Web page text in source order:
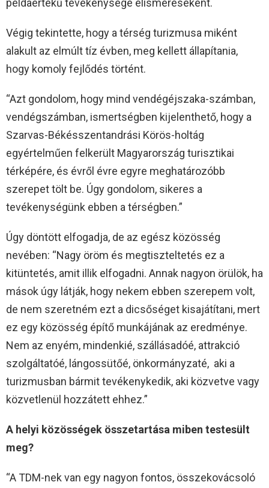
példaértékű tevékenysége elismeréseként.
Végig tekintette, hogy a térség turizmusa miként
alakult az elmúlt tíz évben, meg kellett állapítania,
hogy komoly fejlődés történt.
“Azt gondolom, hogy mind vendégéjszaka-számban,
vendégszámban, ismertségben kijelenthető, hogy a
Szarvas-Békésszentandrási Körös-holtág
egyértelműen felkerült Magyarország turisztikai
térképére, és évről évre egyre meghatározóbb
szerepet tölt be. Úgy gondolom, sikeres a
tevékenységünk ebben a térségben.”
Úgy döntött elfogadja, de az egész közösség
nevében: “Nagy öröm és megtiszteltetés ez a
kitüntetés, amit illik elfogadni. Annak nagyon örülök, ha
mások úgy látják, hogy nekem ebben szerepem volt,
de nem szeretném ezt a dicsőséget kisajátítani, mert
ez egy közösség építő munkájának az eredménye.
Nem az enyém, mindenkié, szállásadóé, attrakció
szolgáltatóé, lángossütőé, önkormányzaté, aki a
turizmusban bármit tevékenykedik, aki közvetve vagy
közvetlenül hozzátett ehhez.”
A helyi közösségek összetartása miben testesült
meg?
“A TDM-nek van egy nagyon fontos, összekovácsoló